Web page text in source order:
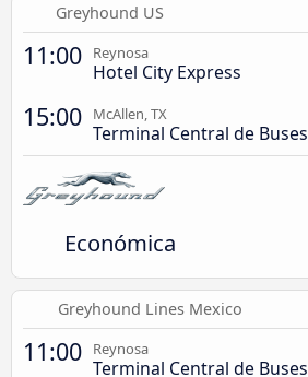
Greyhound US
11:00 Reynosa
Hotel City Express
15:00 McAllen, TX
Terminal Central de Buses
Económica
Greyhound Lines Mexico
11:00 Reynosa
Terminal Central de Buses